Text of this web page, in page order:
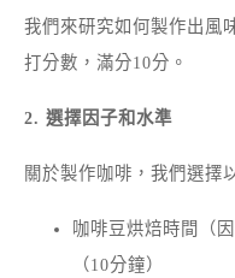
我們來研究如何製作出風
打分數，滿分10分。
2. 選擇因子和水準
關於製作咖啡，我們選擇
咖啡豆烘焙時間（
（10分鐘）